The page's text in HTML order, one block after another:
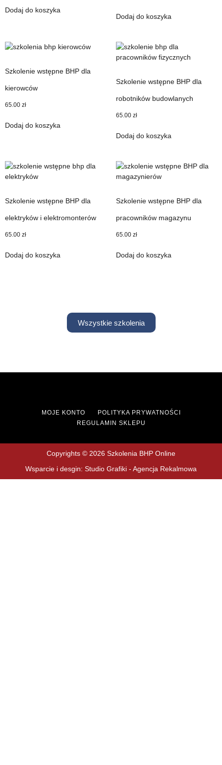
Dodaj do koszyka
Dodaj do koszyka
Szkolenie wstępne BHP dla
kierowców
65.00 zł
Dodaj do koszyka
Szkolenie wstępne BHP dla
robotników budowlanych
65.00 zł
Dodaj do koszyka
Szkolenie wstępne BHP dla
elektryków i elektromonterów
65.00 zł
Dodaj do koszyka
Szkolenie wstępne BHP dla
pracowników magazynu
65.00 zł
Dodaj do koszyka
Wszystkie szkolenia
MOJE KONTO
POLITYKA PRYWATNOŚCI
REGULAMIN SKLEPU
Copyrights © 2026 Szkolenia BHP Online
Wsparcie i desgin: Studio Grafiki - Agencja Rekalmowa